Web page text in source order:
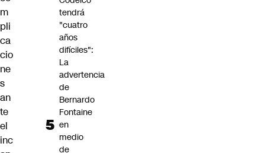
m
pli
ca
cio
ne
s
an
te
el
inc
tendrá
"cuatro
años
difíciles":
La
advertencia
de
Bernardo
Fontaine
en
medio
de